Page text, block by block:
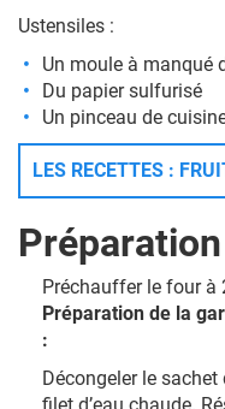
Ustensiles :
Un moule à manqué
Du papier sulfurisé
Un pinceau de
LES RECETTES :
Préparation
Préchauffer le four à
Préparation de la
:
Décongeler le